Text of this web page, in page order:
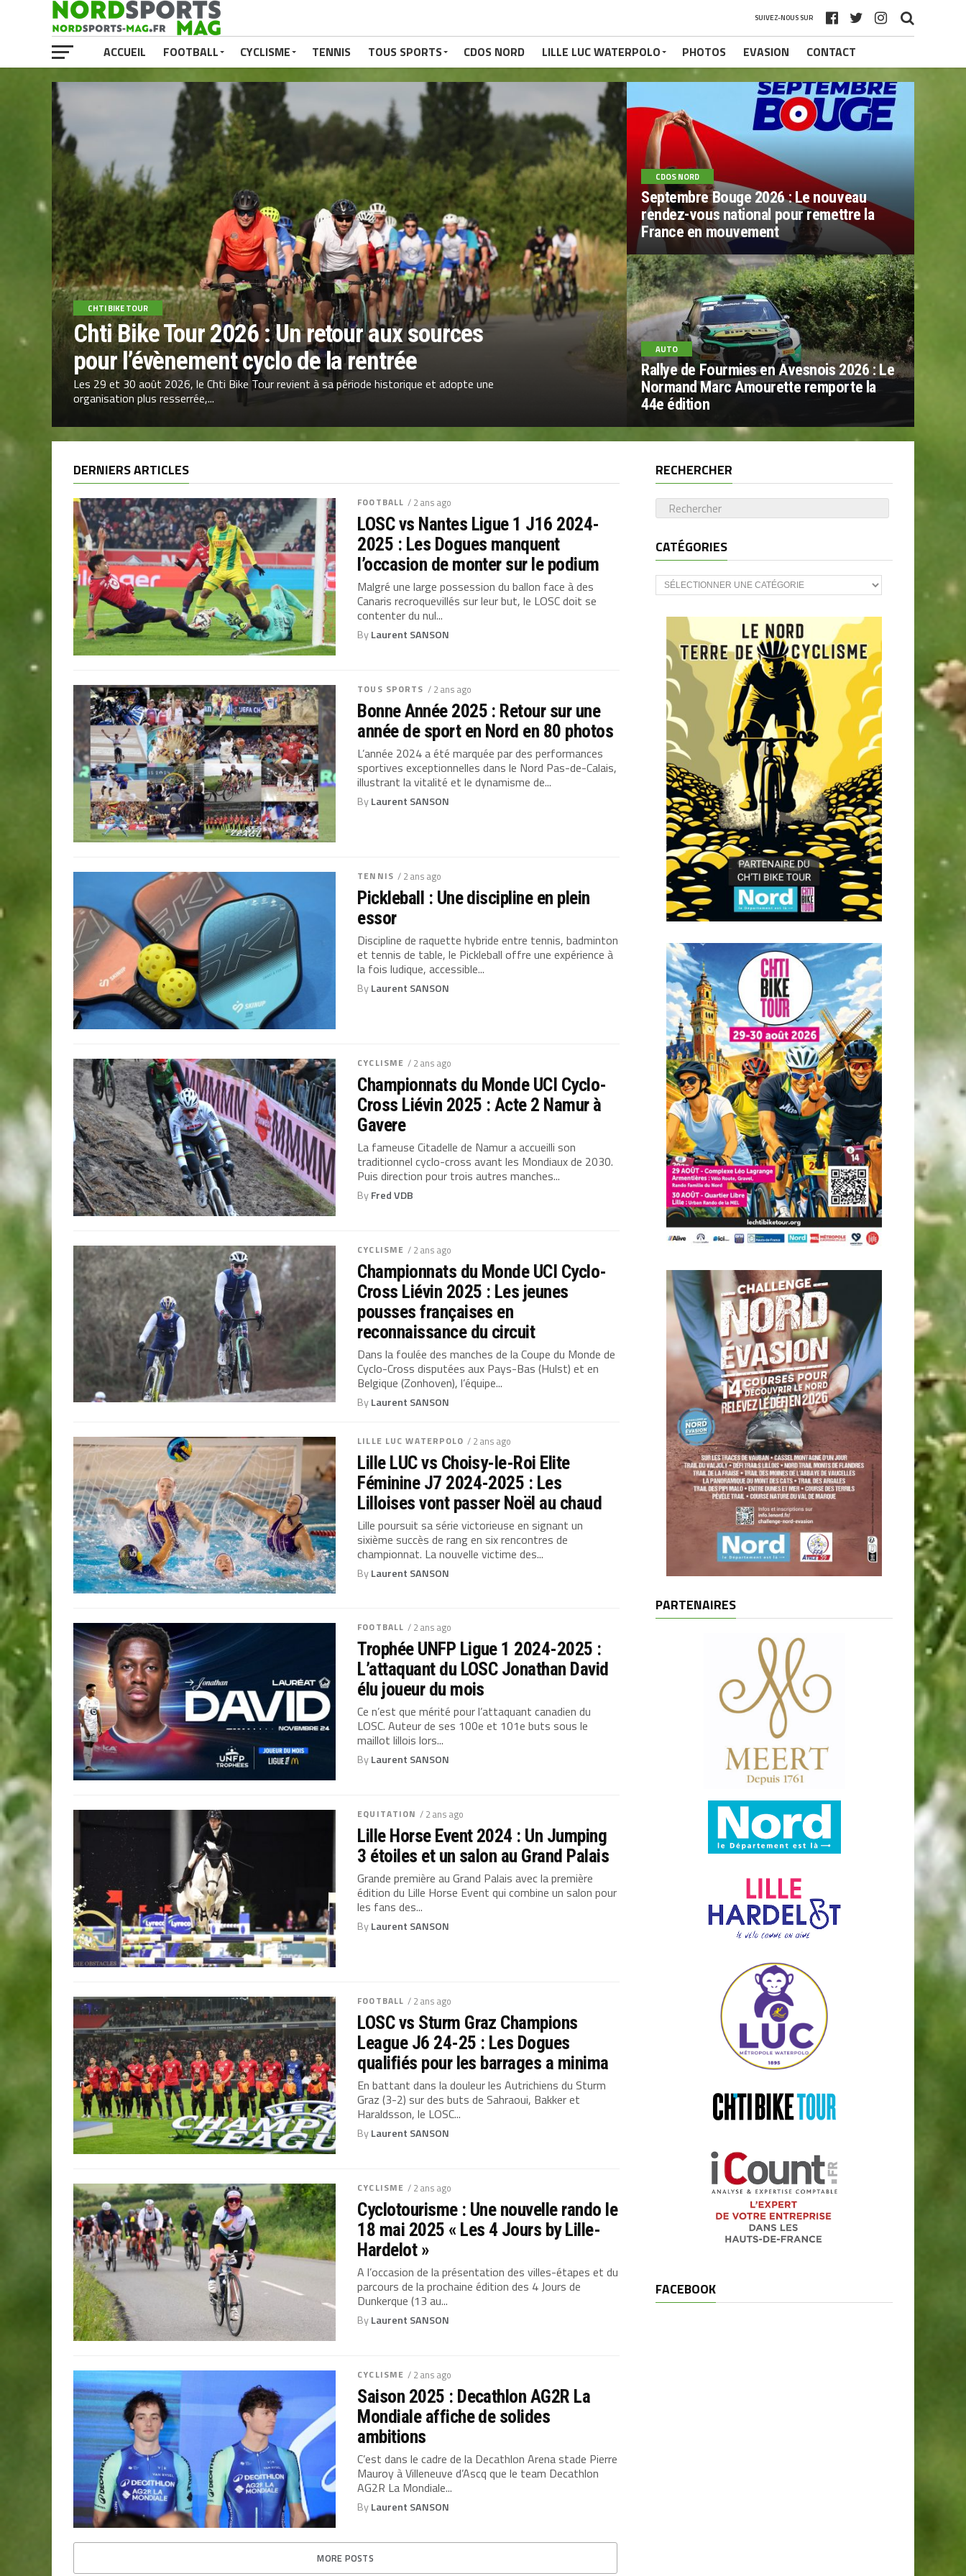
SUIVEZ-NOUS SUR
ACCUEIL FOOTBALL CYCLISME TENNIS TOUS SPORTS CDOS NORD LILLE LUC WATERPOLO PHOTOS EVASION CONTACT
CHTI BIKE TOUR
Chti Bike Tour 2026 : Un retour aux sources
pour l’évènement cyclo de la rentrée
Les 29 et 30 août 2026, le Chti Bike Tour revient à sa période historique et adopte une
organisation plus resserrée,...
CDOS NORD
Septembre Bouge 2026 : Le nouveau
rendez-vous national pour remettre la
France en mouvement
AUTO
Rallye de Fourmies en Avesnois 2026 : Le
Normand Marc Amourette remporte la
44e édition
DERNIERS ARTICLES
FOOTBALL / 2 ans ago
LOSC vs Nantes Ligue 1 J16 2024-
2025 : Les Dogues manquent
l’occasion de monter sur le podium
Malgré une large possession du ballon face à des
Canaris recroquevillés sur leur but, le LOSC doit se
contenter du nul...
ByLaurent SANSON
TOUS SPORTS / 2 ans ago
Bonne Année 2025 : Retour sur une
année de sport en Nord en 80 photos
L’année 2024 a été marquée par des performances
sportives exceptionnelles dans le Nord Pas-de-Calais,
illustrant la vitalité et le dynamisme de...
ByLaurent SANSON
TENNIS / 2 ans ago
Pickleball : Une discipline en plein
essor
Discipline de raquette hybride entre tennis, badminton
et tennis de table, le Pickleball offre une expérience à
la fois ludique, accessible...
ByLaurent SANSON
CYCLISME / 2 ans ago
Championnats du Monde UCI Cyclo-
Cross Liévin 2025 : Acte 2 Namur à
Gavere
La fameuse Citadelle de Namur a accueilli son
traditionnel cyclo-cross avant les Mondiaux de 2030.
Puis direction pour trois autres manches...
ByFred VDB
CYCLISME / 2 ans ago
Championnats du Monde UCI Cyclo-
Cross Liévin 2025 : Les jeunes
pousses françaises en
reconnaissance du circuit
Dans la foulée des manches de la Coupe du Monde de
Cyclo-Cross disputées aux Pays-Bas (Hulst) et en
Belgique (Zonhoven), l’équipe...
ByLaurent SANSON
LILLE LUC WATERPOLO / 2 ans ago
Lille LUC vs Choisy-le-Roi Elite
Féminine J7 2024-2025 : Les
Lilloises vont passer Noël au chaud
Lille poursuit sa série victorieuse en signant un
sixième succès de rang en six rencontres de
championnat. La nouvelle victime des...
ByLaurent SANSON
FOOTBALL / 2 ans ago
Trophée UNFP Ligue 1 2024-2025 :
L’attaquant du LOSC Jonathan David
élu joueur du mois
Ce n’est que mérité pour l’attaquant canadien du
LOSC. Auteur de ses 100e et 101e buts sous le
maillot lillois lors...
ByLaurent SANSON
EQUITATION / 2 ans ago
Lille Horse Event 2024 : Un Jumping
3 étoiles et un salon au Grand Palais
Grande première au Grand Palais avec la première
édition du Lille Horse Event qui combine un salon pour
les fans des...
ByLaurent SANSON
FOOTBALL / 2 ans ago
LOSC vs Sturm Graz Champions
League J6 24-25 : Les Dogues
qualifiés pour les barrages a minima
En battant dans la douleur les Autrichiens du Sturm
Graz (3-2) sur des buts de Sahraoui, Bakker et
Haraldsson, le LOSC...
ByLaurent SANSON
CYCLISME / 2 ans ago
Cyclotourisme : Une nouvelle rando le
18 mai 2025 « Les 4 Jours by Lille-
Hardelot »
A l’occasion de la présentation des villes-étapes et du
parcours de la prochaine édition des 4 Jours de
Dunkerque (13 au...
ByLaurent SANSON
CYCLISME / 2 ans ago
Saison 2025 : Decathlon AG2R La
Mondiale affiche de solides
ambitions
C’est dans le cadre de la Decathlon Arena stade Pierre
Mauroy à Villeneuve d’Ascq que le team Decathlon
AG2R La Mondiale...
ByLaurent SANSON
MORE POSTS
RECHERCHER
CATÉGORIES
CATÉGORIES
PARTENAIRES
FACEBOOK